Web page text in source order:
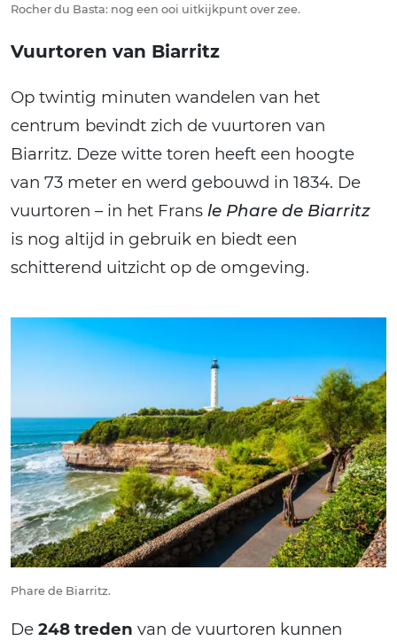
Rocher du Basta: nog een ooi uitkijkpunt over zee.
Vuurtoren van Biarritz
Op twintig minuten wandelen van het
centrum bevindt zich de vuurtoren van
Biarritz. Deze witte toren heeft een hoogte
van 73 meter en werd gebouwd in 1834. De
vuurtoren – in het Frans le Phare de Biarritz
is nog altijd in gebruik en biedt een
schitterend uitzicht op de omgeving.
Phare de Biarritz.
De 248 treden van de vuurtoren kunnen